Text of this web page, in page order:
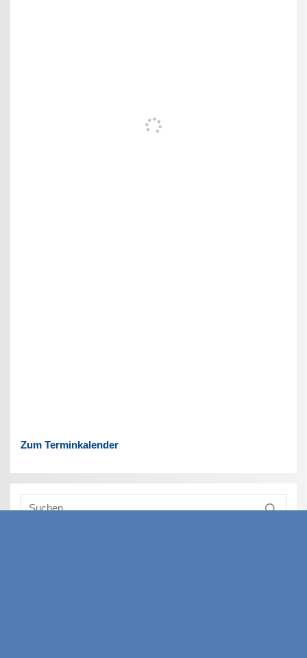
Zum Terminkalender